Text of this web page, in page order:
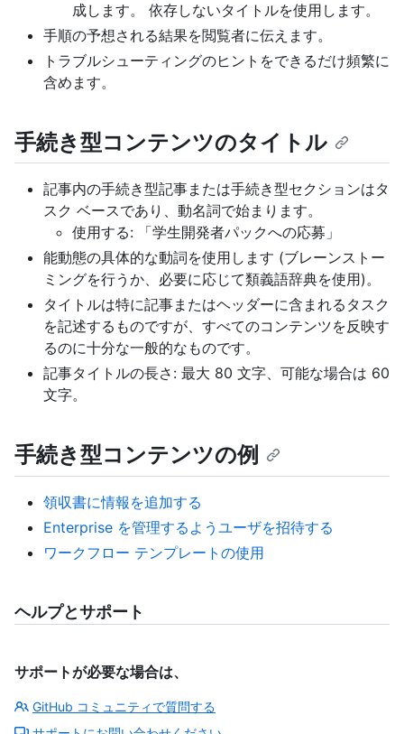
成します。 依存しないタイトルを使用します。
手順の予想される結果を閲覧者に伝えます。
トラブルシューティングのヒントをできるだけ頻繁に
含めます。
手続き型コンテンツのタイトル
記事内の手続き型記事または手続き型セクションはタ
スク ベースであり、動名詞で始まります。
使用する: 「学生開発者パックへの応募」
能動態の具体的な動詞を使用します (ブレーンストー
ミングを行うか、必要に応じて類義語辞典を使用)。
タイトルは特に記事またはヘッダーに含まれるタスク
を記述するものですが、すべてのコンテンツを反映す
るのに十分な一般的なものです。
記事タイトルの長さ: 最大 80 文字、可能な場合は 60
文字。
手続き型コンテンツの例
領収書に情報を追加する
Enterprise を管理するようユーザを招待する
ワークフロー テンプレートの使用
ヘルプとサポート
サポートが必要な場合は、
GitHub コミュニティで質問する